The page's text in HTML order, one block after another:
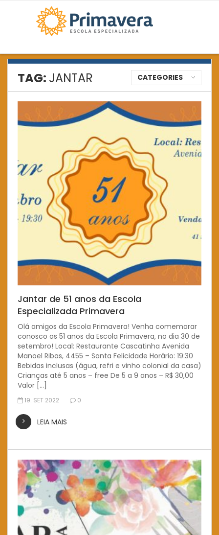
TAG: JANTAR CATEGORIES
Jantar de 51 anos da Escola
Especializada Primavera
Olá amigos da Escola Primavera! Venha comemorar
conosco os 51 anos da Escola Primavera, no dia 30 de
setembro! Local: Restaurante Cascatinha Avenida
Manoel Ribas, 4455 – Santa Felicidade Horário: 19:30
Bebidas inclusas (água, refri e vinho colonial da casa)
Crianças até 5 anos – free De 5 a 9 anos – R$ 30,00
Valor […]
19. SET 2022 0
LEIA MAIS